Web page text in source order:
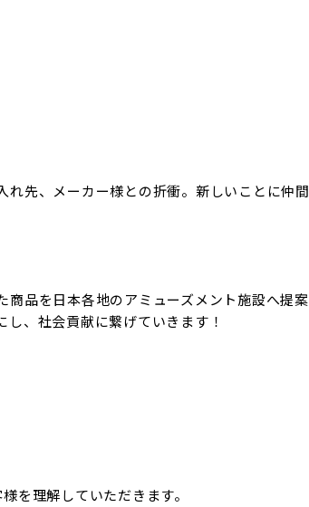
先、メーカー様との折衝。新しいことに仲間
品を日本各地のアミューズメント施設へ提案
、社会貢献に繋げていきます！
を理解していただきます。